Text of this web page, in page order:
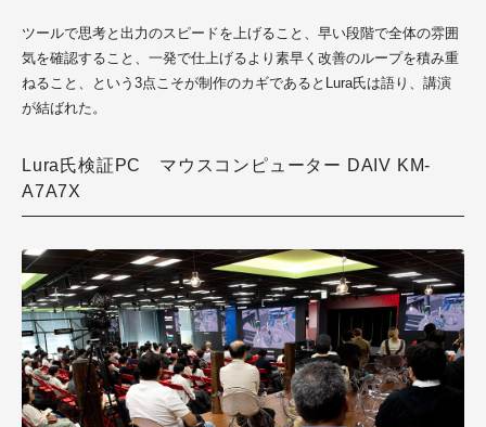
ツールで思考と出力のスピードを上げること、早い段階で全体の雰囲
気を確認すること、一発で仕上げるより素早く改善のループを積み重
ねること、という3点こそが制作のカギであると Lura氏は語り、講演
が結ばれた。
Lura氏検証PC マウスコンピューター DAIV KM-
A7A7X